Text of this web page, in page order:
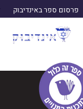
פרסום ספר באינדיבוק